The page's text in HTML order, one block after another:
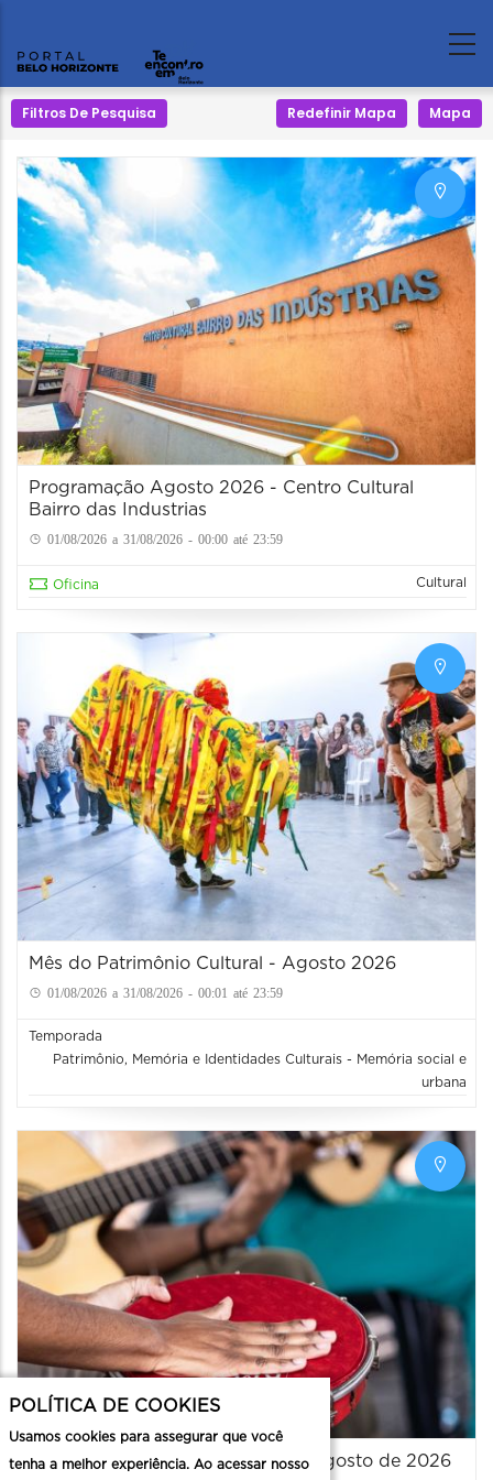
Filtros De Pesquisa Redefinir Mapa Mapa
Programação Agosto 2026 - Centro Cultural
Bairro das Industrias
01/08/2026 a 31/08/2026 - 00:00 até 23:59
Oficina Cultural
Mês do Patrimônio Cultural - Agosto 2026
01/08/2026 a 31/08/2026 - 00:01 até 23:59
Temporada
Patrimônio, Memória e Identidades Culturais - Memória social e
urbana
Rede de Identidades Culturais - Agosto de 2026
POLÍTICA DE COOKIES
Usamos cookies para assegurar que você
tenha a melhor experiência. Ao acessar nosso